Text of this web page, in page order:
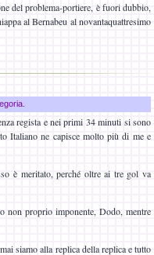
del problema-portiere, è fuori dubbio,
al Bernabeu al novantaquattresimo
regista e nei primi 34 minuti si sono
Italiano ne capisce molto più di me e
è meritato, perché oltre ai tre gol va
non proprio imponente, Dodo, mentre
siamo alla replica della replica e tutto